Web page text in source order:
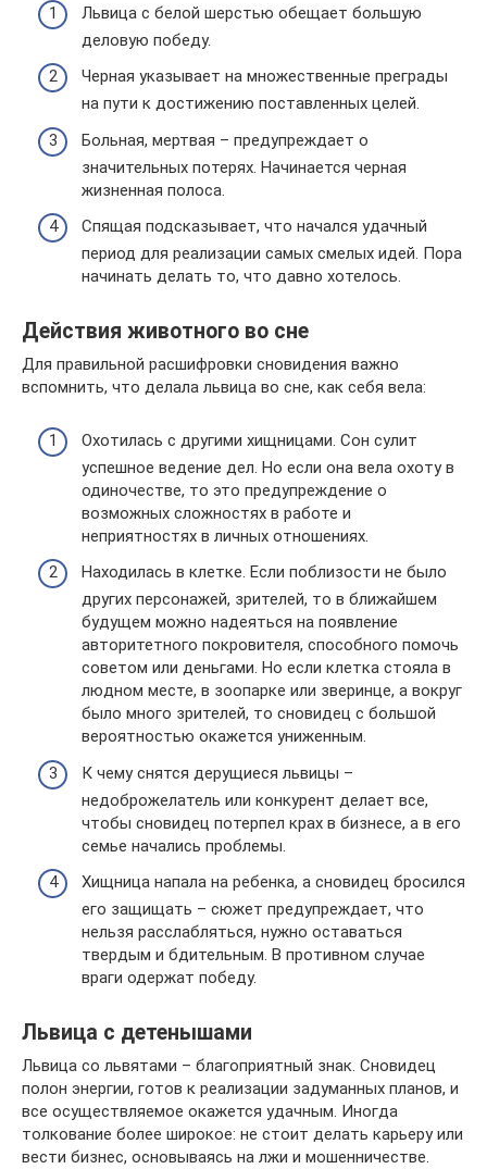
Львица с белой шерстью обещает большую
деловую победу.
Черная указывает на множественные преграды
на пути к достижению поставленных целей.
Больная, мертвая – предупреждает о
значительных потерях. Начинается черная
жизненная полоса.
Спящая подсказывает, что начался удачный
период для реализации самых смелых идей. Пора
начинать делать то, что давно хотелось.
Действия животного во сне
Для правильной расшифровки сновидения важно
вспомнить, что делала львица во сне, как себя вела:
Охотилась с другими хищницами. Сон сулит
успешное ведение дел. Но если она вела охоту в
одиночестве, то это предупреждение о
возможных сложностях в работе и
неприятностях в личных отношениях.
Находилась в клетке. Если поблизости не было
других персонажей, зрителей, то в ближайшем
будущем можно надеяться на появление
авторитетного покровителя, способного помочь
советом или деньгами. Но если клетка стояла в
людном месте, в зоопарке или зверинце, а вокруг
было много зрителей, то сновидец с большой
вероятностью окажется униженным.
К чему снятся дерущиеся львицы –
недоброжелатель или конкурент делает все,
чтобы сновидец потерпел крах в бизнесе, а в его
семье начались проблемы.
Хищница напала на ребенка, а сновидец бросился
его защищать – сюжет предупреждает, что
нельзя расслабляться, нужно оставаться
твердым и бдительным. В противном случае
враги одержат победу.
Львица с детенышами
Львица со львятами – благоприятный знак. Сновидец
полон энергии, готов к реализации задуманных планов, и
все осуществляемое окажется удачным. Иногда
толкование более широкое: не стоит делать карьеру или
вести бизнес, основываясь на лжи и мошенничестве.